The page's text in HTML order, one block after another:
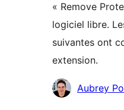
« Remove
logiciel libre.
suivantes ont
extension.
Contributeurs
Aubrey